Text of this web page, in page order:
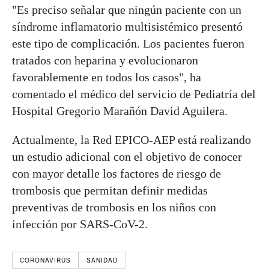
"Es preciso señalar que ningún paciente con un
síndrome inflamatorio multisistémico presentó
este tipo de complicación. Los pacientes fueron
tratados con heparina y evolucionaron
favorablemente en todos los casos", ha
comentado el médico del servicio de Pediatría del
Hospital Gregorio Marañón David Aguilera.
Actualmente, la Red EPICO-AEP está realizando
un estudio adicional con el objetivo de conocer
con mayor detalle los factores de riesgo de
trombosis que permitan definir medidas
preventivas de trombosis en los niños con
infección por SARS-CoV-2.
CORONAVIRUS SANIDAD